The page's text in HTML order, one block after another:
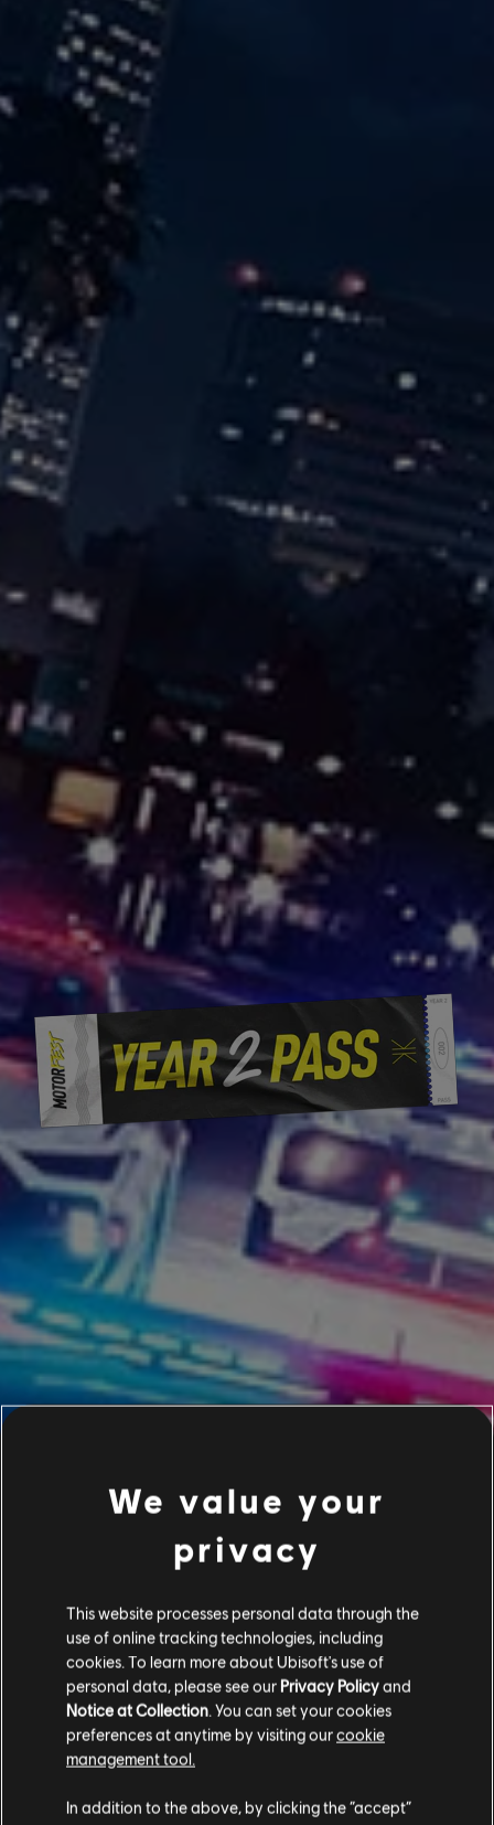
We value your
privacy
This website processes personal data through the
use of online tracking technologies, including
cookies. To learn more about Ubisoft's use of
personal data, please see our Privacy Policyand
Notice at Collection . You can set your cookies
preferences at anytime by visiting ourcookie
management tool.
In addition to the above, by clicking the “accept”